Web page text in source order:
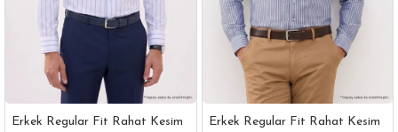
Erkek Regular Fit Rahat Kesim
Erkek Regular Fit Rahat Kesim